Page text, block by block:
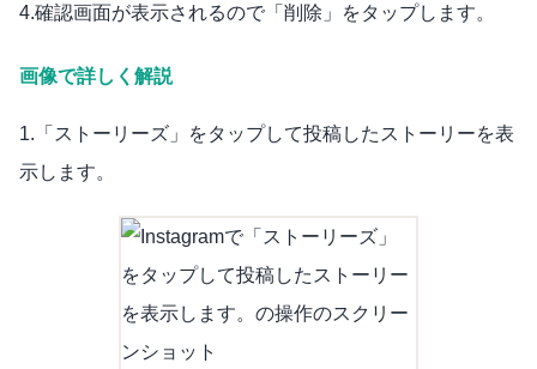
4.確認画面が表示されるので「削除」をタップします。
画像で詳しく解説
1.「ストーリーズ」をタップして投稿したストーリーを表
示します。